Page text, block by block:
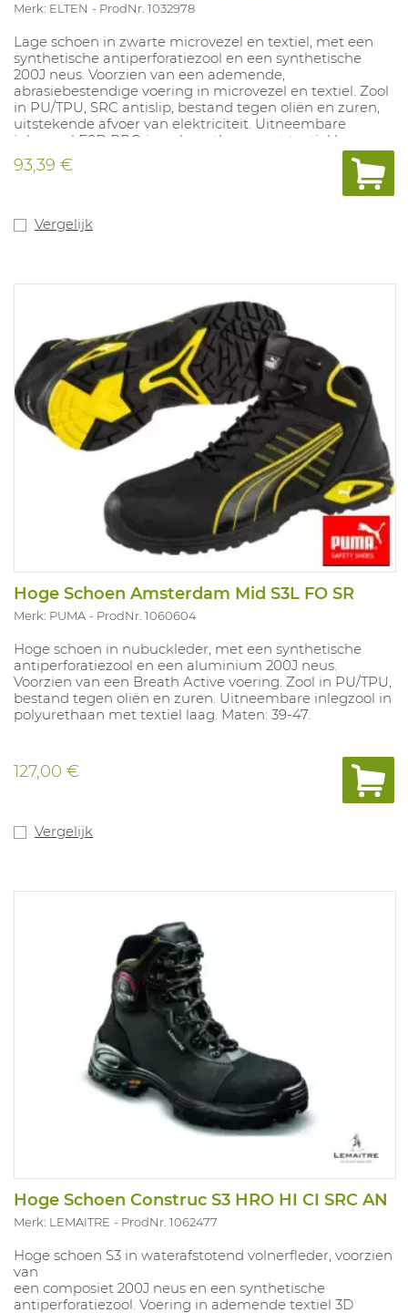
Merk: ELTEN ProdNr. 1032978
Lage schoen in zwarte microvezel en textiel, met een
synthetische antiperforatiezool en een synthetische
200J neus. Voorzien van een ademende,
abrasiebestendige voering in microvezel en textiel. Zool
in PU/TPU, SRC antislip, bestand tegen oliën en zuren,
uitstekende afvoer van elektriciteit. Uitneembare
inlegzool ESD PRO in polyurethaan met textiel laag.
Maten: 38-47.
93,39 €
Vergelijk
Hoge Schoen Amsterdam Mid S3L FO SR
Merk: PUMA ProdNr. 1060604
Hoge schoen in nubuckleder, met een synthetische
antiperforatiezool en een aluminium 200J neus.
Voorzien van een Breath Active voering. Zool in PU/TPU,
bestand tegen oliën en zuren. Uitneembare inlegzool in
polyurethaan met textiel laag. Maten: 39-47.
127,00 €
Vergelijk
Hoge Schoen Construc S3 HRO HI CI SRC AN
Merk: LEMAITRE ProdNr. 1062477
Hoge schoen S3 in waterafstotend volnerfleder, voorzien
van
een composiet 200J neus en een synthetische
antiperforatiezool. Voering in ademende textiel 3D